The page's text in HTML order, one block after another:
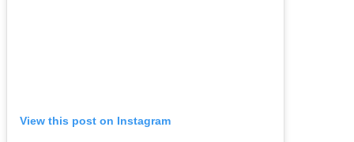
View this post on Instagram